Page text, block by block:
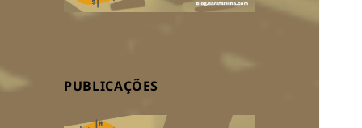
PUBLICAÇÕES